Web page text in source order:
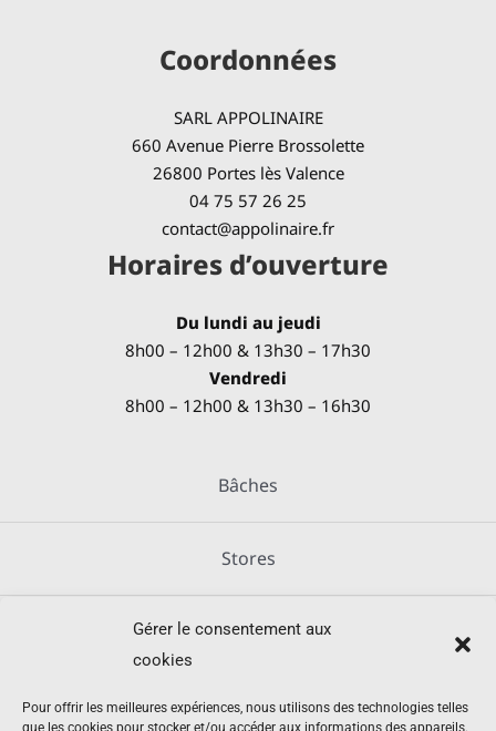
Gérer le consentement aux
cookies
Pour offrir les meilleures expériences, nous utilisons des technologies telles
que les cookies pour stocker et/ou accéder aux informations des appareils.
Coordonnées
SARL APPOLINAIRE
660 Avenue Pierre Brossolette
26800 Portes lès Valence
04 75 57 26 25
contact@appolinaire.fr
Horaires d’ouverture
Du lundi au jeudi
8h00 – 12h00 & 13h30 – 17h30
Vendredi
8h00 – 12h00 & 13h30 – 16h30
Bâches
Stores
Métallerie
Équipements agricoles